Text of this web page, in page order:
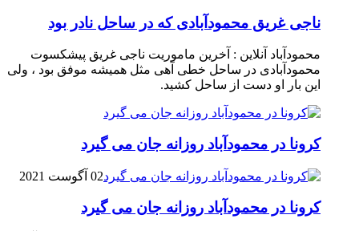
ناجی غریق محمودآبادی که در ساحل نادر بود
محمودآباد آنلاین : آخرین ماموریت ناجی غریق پیشکسوت
محمودآبادی در ساحل خطی آهی مثل همیشه موفق بود ، ولی
این بار او دست از ساحل کشید.
کرونا در محمودآباد روزانه جان می گیرد
02 آگوست 2021
کرونا در محمودآباد روزانه جان می گیرد